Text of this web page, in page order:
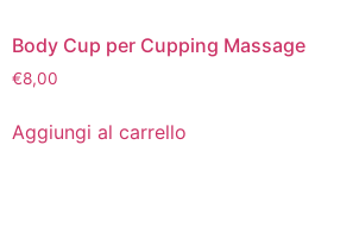
Body Cup per Cupping Massage
€8,00
Aggiungi al carrello